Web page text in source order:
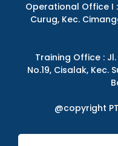
Operational Office I :
Curug, Kec.
Training Office :
No.19, Cisalak, Kec.
@copyright